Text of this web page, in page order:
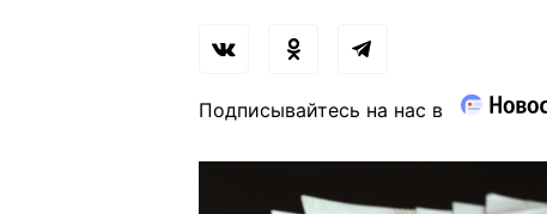
Подписывайтесь на нас в